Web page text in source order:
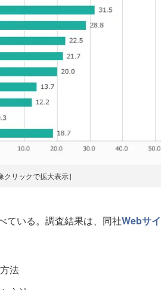
クリックで拡大表示］
いる。調査結果は、同社Webサ
法